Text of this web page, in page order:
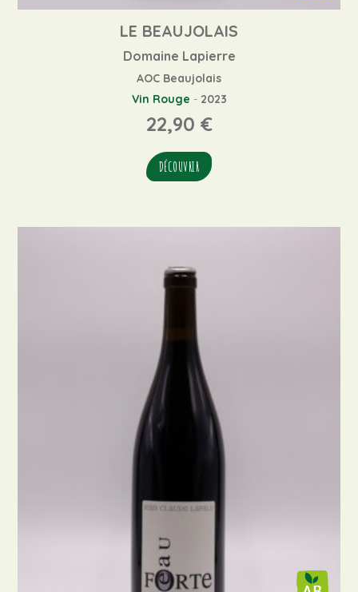
LE BEAUJOLAIS
Domaine Lapierre
AOC Beaujolais
Vin Rouge - 2023
22,90 €
DÉCOUVRIR